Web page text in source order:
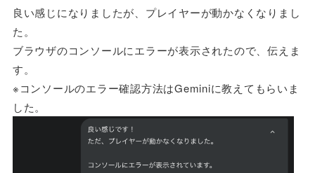
良い感じになりましたが、プレイヤーが動かなくなりまし
た。
ブラウザのコンソールにエラーが表示されたので、伝えま
す。
※コンソールのエラー確認方法はGeminiに教えてもらいま
した。